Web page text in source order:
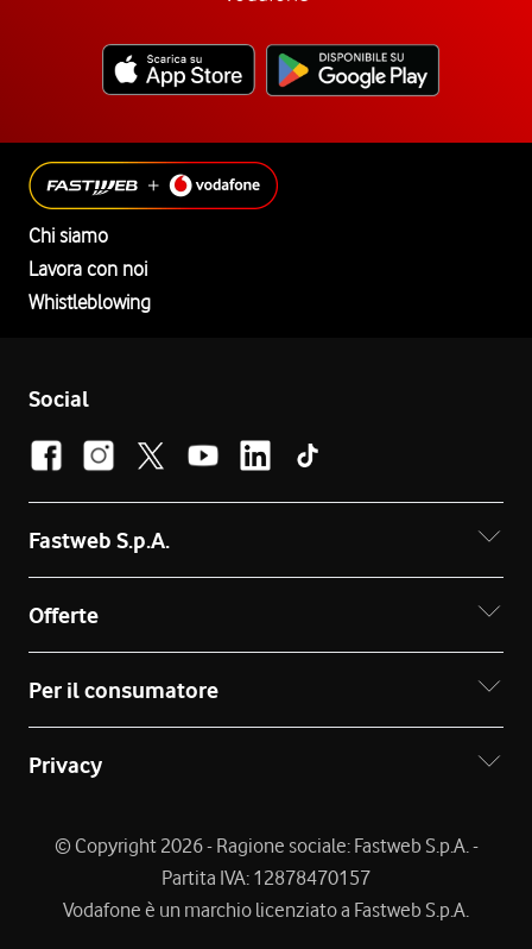
Chi siamo
Lavora con noi
Whistleblowing
Social
Fastweb S.p.A.
Offerte
Per il consumatore
Privacy
© Copyright 2026 - Ragione sociale: Fastweb S.p.A. -
Partita IVA: 12878470157
Vodafone è un marchio licenziato a Fastweb S.p.A.